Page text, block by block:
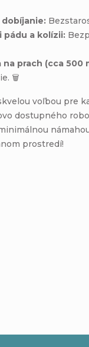
pádu a kolízii:
na prach (cca 500
🗑️
voľbou pre
dostupného
prostredí!